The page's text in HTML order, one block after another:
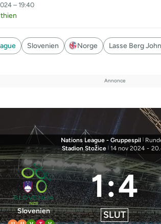
– 19:40
Slovenien Norge Lasse Berg
Nations League - Gruppespil |
Stadion Stožice | 14 nov 2024 -
Slovenien
1:4
SLUT